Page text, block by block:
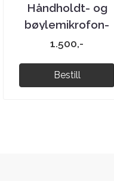
Håndholdt- og
bøylemikrofon-
pakken
1.500,-
Bestill